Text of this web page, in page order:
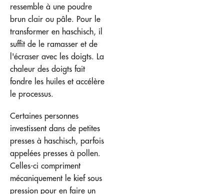
ressemble à une poudre
brun clair ou pâle. Pour le
transformer en haschisch, il
suffit de le ramasser et de
l'écraser avec les doigts. La
chaleur des doigts fait
fondre les huiles et accélère
le processus.
Certaines personnes
investissent dans de petites
presses à haschisch, parfois
appelées presses à pollen.
Celles-ci compriment
mécaniquement le kief sous
pression pour en faire un